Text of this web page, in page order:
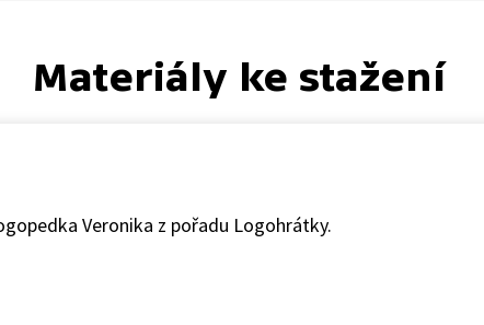
Materiály ke stažení
Veronika z pořadu Logohrátky.